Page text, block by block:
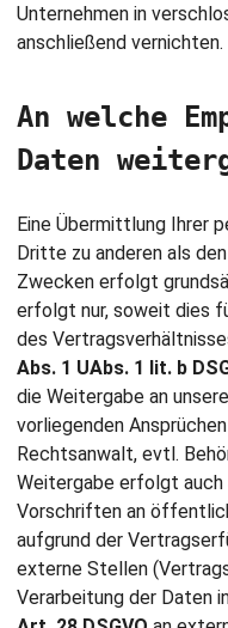
Unternehmen in
anschließend vernichten.
An welche
Daten
Eine Übermittlung Ihrer
Dritte zu anderen als
Zwecken erfolgt
erfolgt nur, soweit dies
des
Abs. 1 UAbs. 1 lit. b
die Weitergabe an
vorliegenden
Rechtsanwalt, evtl.
Weitergabe erfolgt
Vorschriften an
aufgrund der
externe Stellen
Verarbeitung der Daten